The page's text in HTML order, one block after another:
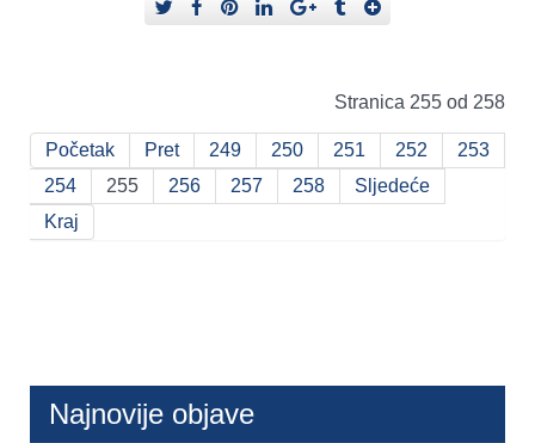
Stranica 255 od 258
Početak Pret 249 250 251 252
253
254
255 256 257 258
Sljedeće
Kraj
Najnovije objave